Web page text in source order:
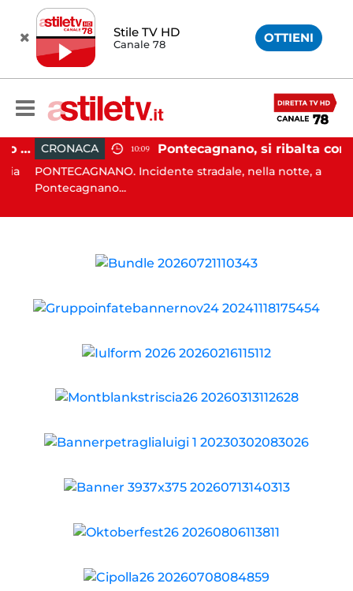
Stile TV HD
Canale 78 OTTIENI
Salerno, ostello sovraffollato nel centro storico: maxi sanzione e trasferimento ospiti CRONACA 10:09 Pontecagnano, si ribalta con l'auto alla rotatoria: giovane ferito
PONTECAGNANO. Incidente stradale, nella notte, a
Pontecagnano...